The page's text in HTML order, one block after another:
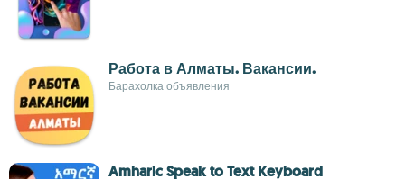
Работа в Алматы. Вакансии.
Барахолка объявления
Amharic Speak to Text Keyboard